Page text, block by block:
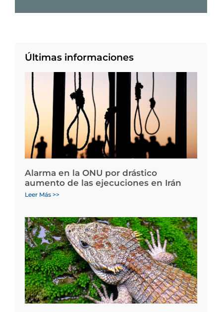
Últimas informaciones
Alarma en la ONU por drástico
aumento de las ejecuciones en Irán
Leer Más >>